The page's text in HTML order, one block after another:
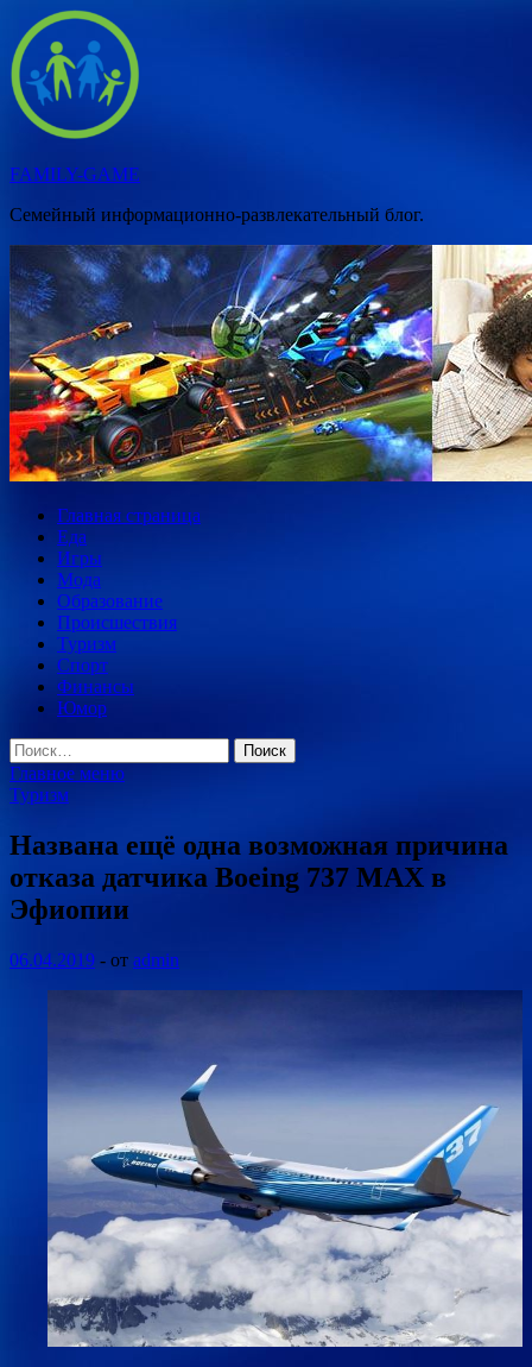
Перейти
содержимому
FAMILY-GAME
Семейный информационно-развлекательный блог.
Главная страница
Еда
Игры
Мода
Образование
Происшествия
Туризм
Спорт
Финансы
Юмор
Найти:
Главное меню
Туризм
Названа ещё одна возможная причина
отказа датчика Boeing 737 MAX в
Эфиопии
06.04.2019 - от admin